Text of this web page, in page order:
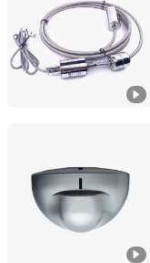
Guangdong, China
HAIDA
Zhejiang, China